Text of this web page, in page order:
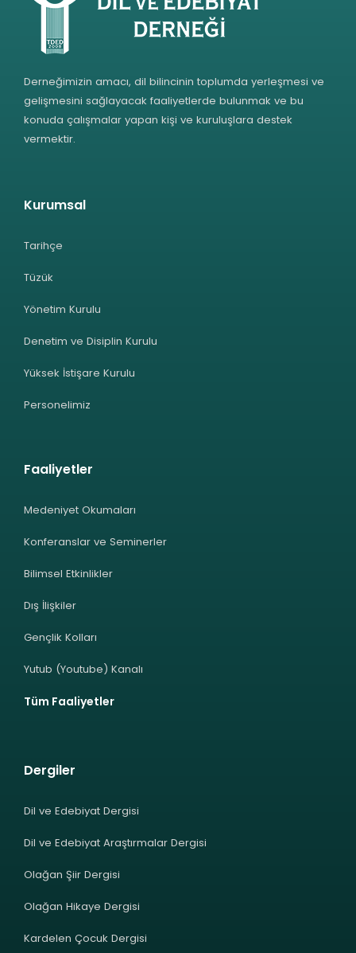
Derneğimizin amacı, dil bilincinin toplumda yerleşmesi ve
gelişmesini sağlayacak faaliyetlerde bulunmak ve bu
konuda çalışmalar yapan kişi ve kuruluşlara destek
vermektir.
Kurumsal
Tarihçe
Tüzük
Yönetim Kurulu
Denetim ve Disiplin Kurulu
Yüksek İstişare Kurulu
Personelimiz
Faaliyetler
Medeniyet Okumaları
Konferanslar ve Seminerler
Bilimsel Etkinlikler
Dış İlişkiler
Gençlik Kolları
Yutub (Youtube) Kanalı
Tüm Faaliyetler
Dergiler
Dil ve Edebiyat Dergisi
Dil ve Edebiyat Araştırmalar Dergisi
Olağan Şiir Dergisi
Olağan Hikaye Dergisi
Kardelen Çocuk Dergisi